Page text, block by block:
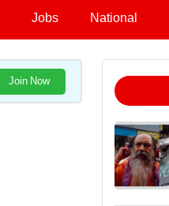
Jobs National
Join Now